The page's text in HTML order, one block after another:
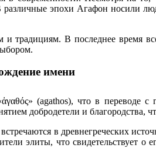
эпохи Агафон носили
В последнее время
имени
(agathos), что в переводе с
добродетели и благородства,
в древнегреческих
элиты, что свидетельствует о